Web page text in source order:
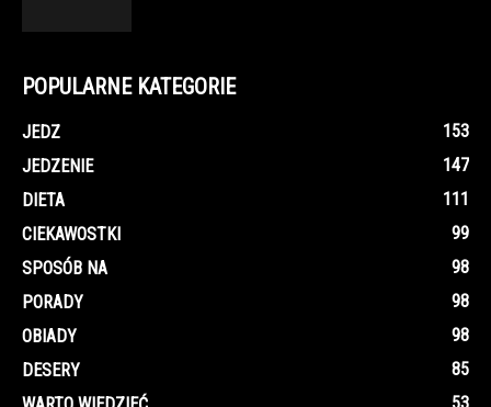
POPULARNE KATEGORIE
JEDZ
153
JEDZENIE
147
DIETA
111
CIEKAWOSTKI
99
SPOSÓB NA
98
PORADY
98
OBIADY
98
DESERY
85